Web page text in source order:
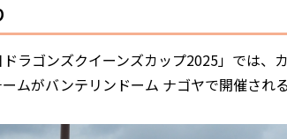
ラゴンズクイーンズカップ2025」では、
ムがバンテリンドーム ナゴヤで開催され